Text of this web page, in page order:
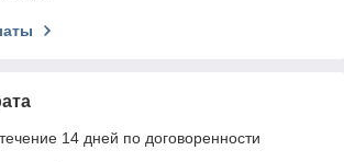
14 дней по договоренности